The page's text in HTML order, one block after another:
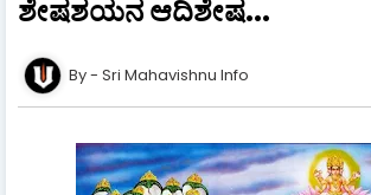
ಶೇಷಶಯನ ಆದಿಶೇಷ...
Sri Mahavishnu Info